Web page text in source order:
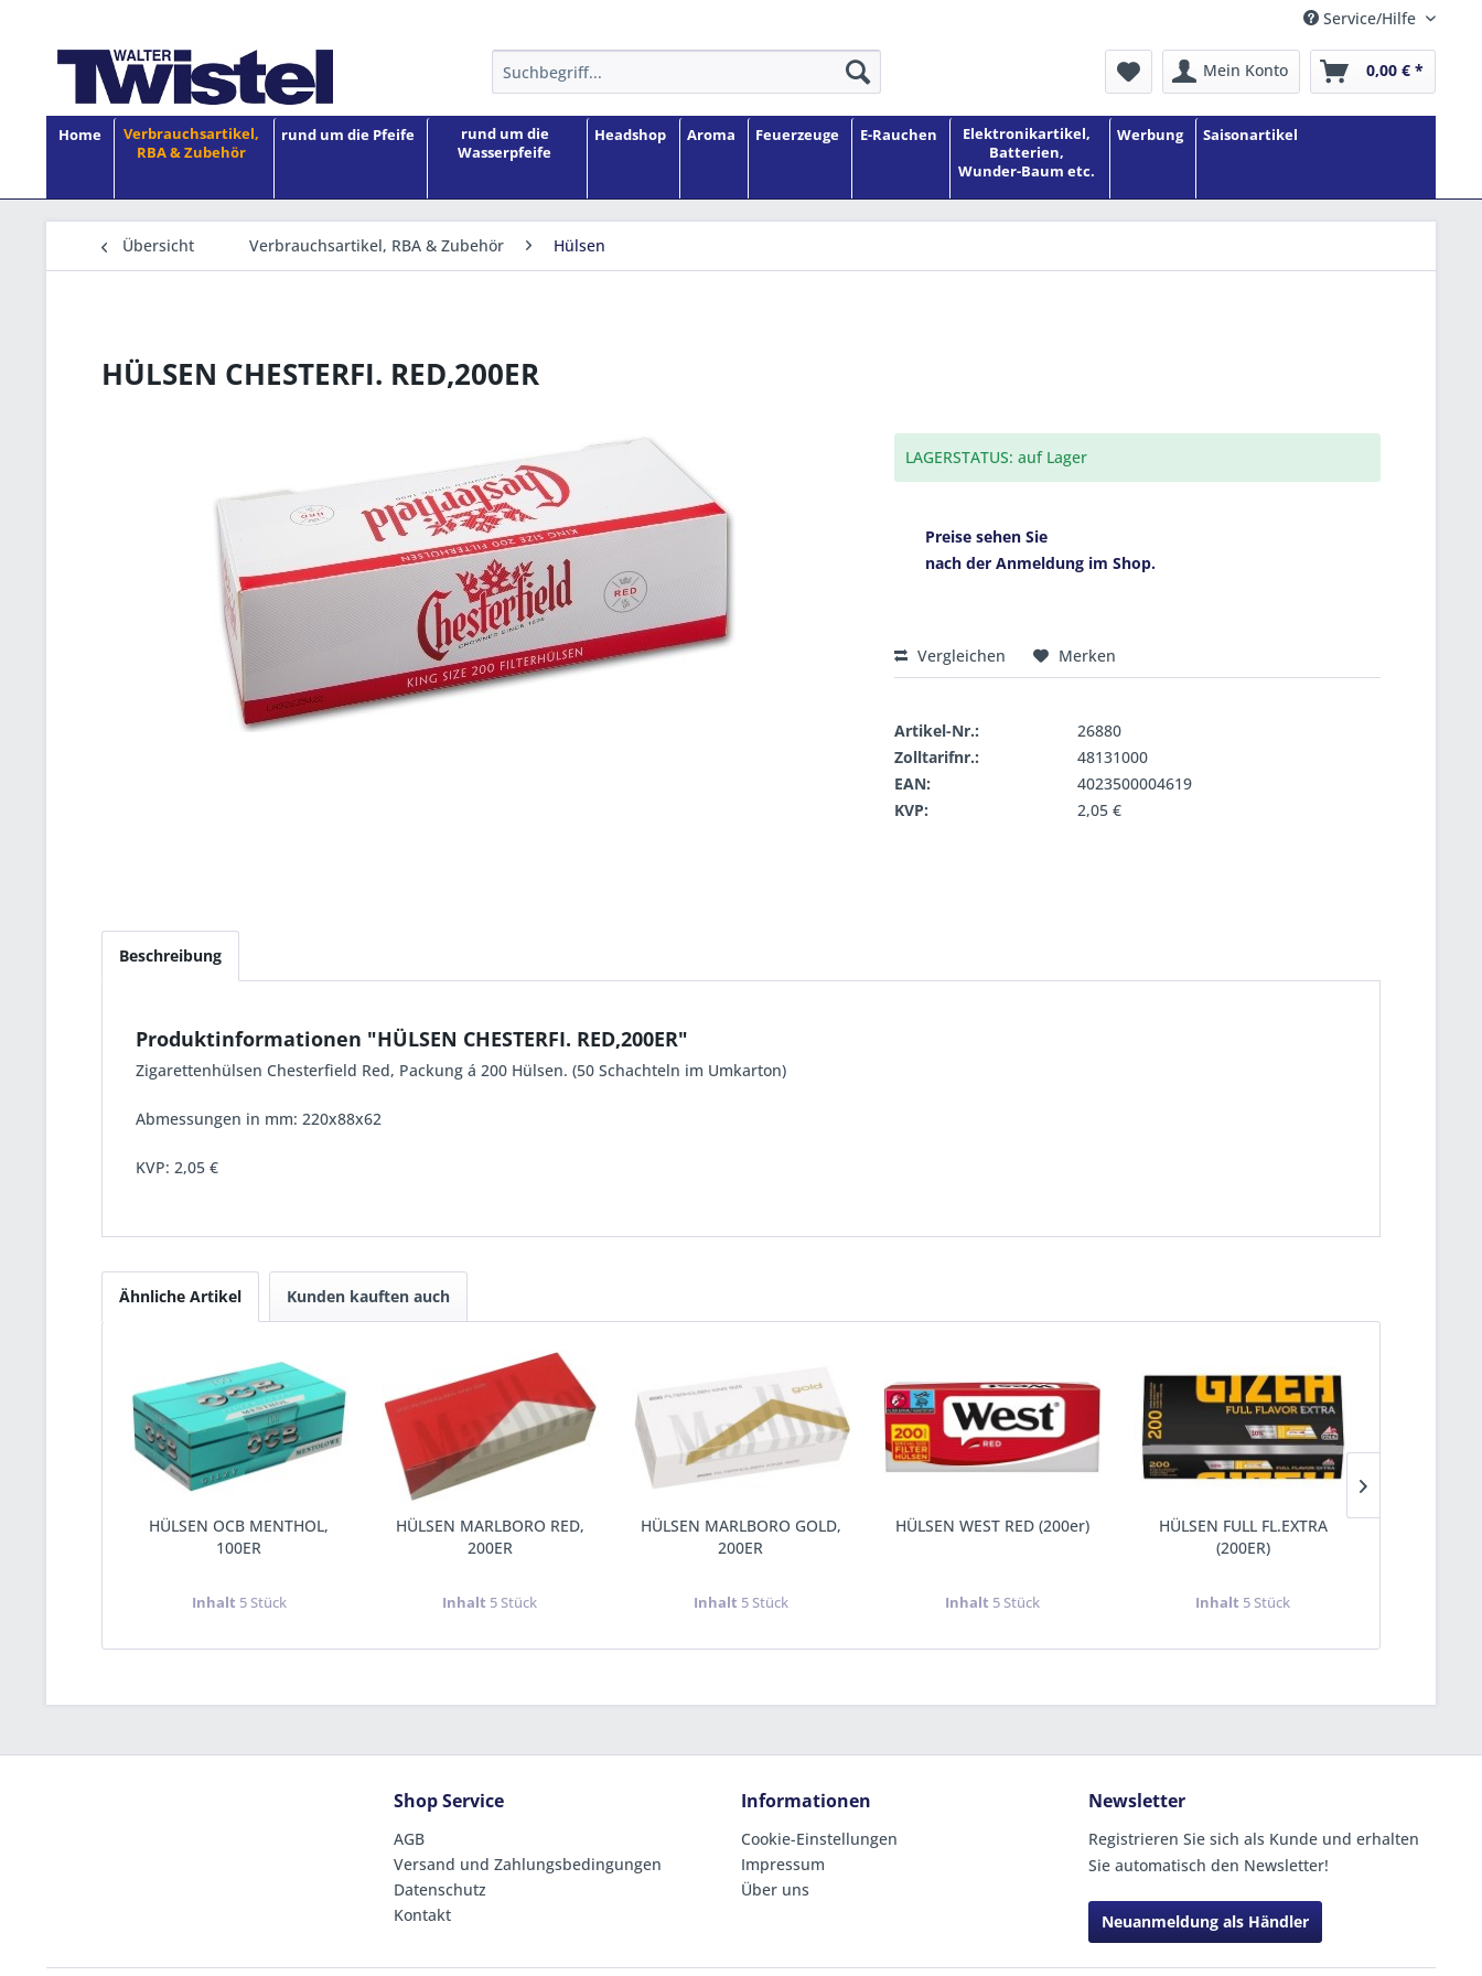
Service/Hilfe
Mein Konto 0,00 € *
Home
Verbrauchsartikel,
RBA & Zubehör
rund um die Pfeife
rund um die
Wasserpfeife
Headshop Aroma Feuerzeuge E-Rauchen
Elektronikartikel,
Batterien,
Wunder-Baum etc.
Werbung Saisonartikel
Übersicht Verbrauchsartikel, RBA & Zubehör Hülsen
HÜLSEN CHESTERFI. RED,200ER
LAGERSTATUS: auf Lager
Preise sehen Sie
nach der Anmeldung im Shop.
Vergleichen Merken
Artikel-Nr.:
26880
Zolltarifnr.:
48131000
EAN:
4023500004619
KVP:
2,05 €
Beschreibung
Produktinformationen "HÜLSEN CHESTERFI. RED,200ER"
Zigarettenhülsen Chesterfield Red, Packung á 200 Hülsen. (50 Schachteln im Umkarton)
Abmessungen in mm: 220x88x62
KVP: 2,05 €
Ähnliche Artikel Kunden kauften auch
HÜLSEN OCB MENTHOL,
100ER
Inhalt 5 Stück
HÜLSEN MARLBORO RED,
200ER
Inhalt 5 Stück
HÜLSEN MARLBORO GOLD,
200ER
Inhalt 5 Stück
HÜLSEN WEST RED (200er)
Inhalt 5 Stück
HÜLSEN FULL FL.EXTRA
(200ER)
Inhalt 5 Stück
Shop Service
AGB
Versand und Zahlungsbedingungen
Datenschutz
Kontakt
Informationen
Cookie-Einstellungen
Impressum
Über uns
Newsletter
Registrieren Sie sich als Kunde und erhalten
Sie automatisch den Newsletter!
Neuanmeldung als Händler